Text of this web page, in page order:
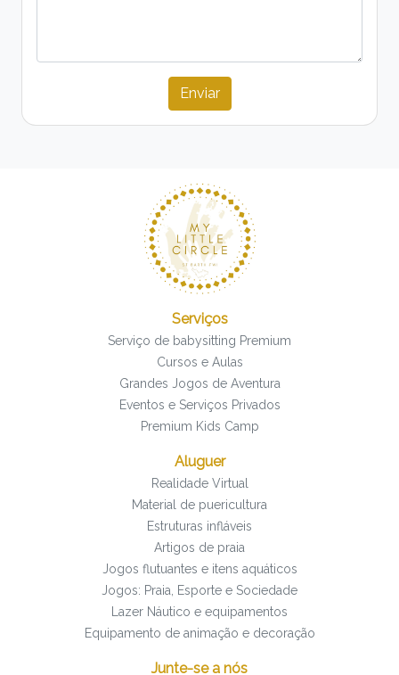
Enviar
Serviços
Serviço de babysitting Premium
Cursos e Aulas
Grandes Jogos de Aventura
Eventos e Serviços Privados
Premium Kids Camp
Aluguer
Realidade Virtual
Material de puericultura
Estruturas infláveis
Artigos de praia
Jogos flutuantes e itens aquáticos
Jogos: Praia, Esporte e Sociedade
Lazer Náutico e equipamentos
Equipamento de animação e decoração
Junte-se a nós